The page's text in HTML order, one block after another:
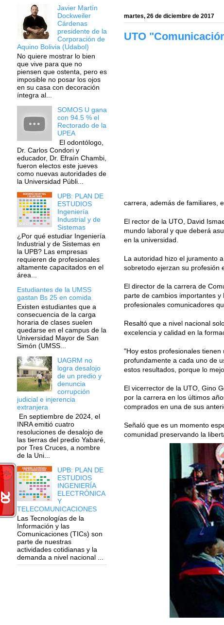
martes, 26 de diciembre de 2017
UTO
carrera, además de familiares,
El rector de la UTO, David
mundo laboral y que deberá
en la universidad.
La autoridad hizo el juramento
sobretodo ejerzan su profesión
El director de la carrera de
parte de cambios importantes
profesionales comunicadores
Resaltó que a nivel nacional
excelencia y calidad en la
"Hoy estos profesionales
profundamente a cada uno de
estos resultados, porque lo
El vicerrector de la UTO, Gino
por la carrera en los últimos
comprados en una de sus
Señaló que es un momento
comunidad preservando la
Javier Martín
Dockweiler
Cárdenas
presidente de la
Corporación de
Aquino Bolivia (Udabol)
No quiere mostrar lo bien
que vive para que no
piensen que ostenta, pero es
imposible no posar los ojos
en su casa con decoración
íntegra al...
SOMOS U gana
con 94.5 % el
Rectorado de la
UPEA
El odontólogo,
Dr. Carlos Condori y
educador, Dr. Efraín Chambi,
fueron electos este jueves
como nuevas autoridades de
la Universidad Públi...
UPB: PLAN DE
ESTUDIOS
Ingeniería
Industrial y de
Sistemas
¿Por qué estudiar Ingeniería
Industrial y de Sistemas en
la UPB? Las empresas
requieren de profesionales
altamente capacitados en el
área...
Estudiantes de la UMSS
gastan Bs 25 en comida
Existen estudiantes que a
consecuencia de la carga
horaria de clases suelen
quedarse en el campus de la
Universidad Mayor de San
Simón (UMSS...
UAGRM no
logra desalojo
de un predio y
denuncia
corrupción
judicial e injerencia
extranjera
En septiembre de 2024, el
INRA emitió cuatro
resoluciones de desalojo de
las tierras del predio Yabaré,
por Tres Cruces, a nombre
de la Uni...
UPB: PLAN DE
ESTUDIOS
INGENIERÍA
ELECTRÓNICA
Y
TELECOMUNICACIONES
Las Tecnologías de la
Información y las
Comunicaciones (TICs) son
parte de nuestras
actividades cotidianas y la
demanda a nivel nacional ...